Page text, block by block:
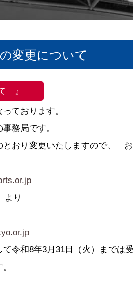
●諸規則
●専門委員会規程
●特別委員会運営規程
●大会情報＆結果
●スポーツ少年団大会情
●スポーツ少年団諸規定
変更について
』
ております。
務局です。
おり変更いたしますので、 お
より
令和8年3月31日（火）までは受